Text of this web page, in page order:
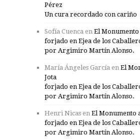
Pérez
Un cura recordado con cariño
Sofía Cuenca en El Monumento
forjado en Ejea de los
por Argimiro Martín Alonso.
María Ángeles García en El
Jota
forjado en Ejea de los
por Argimiro Martín Alonso.
Henri Nicas en El Monumento
forjado en Ejea de los
por Argimiro Martín Alonso.